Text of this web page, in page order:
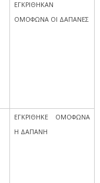
ΕΓΚΡΙΘΗΚΑΝ
ΟΜΟΦΩΝΑ ΟΙ ΔΑΠΑΝΕΣ
ΕΓΚΡΙΘΗΚΕ ΟΜΟΦΩΝΑ
Η ΔΑΠΑΝΗ